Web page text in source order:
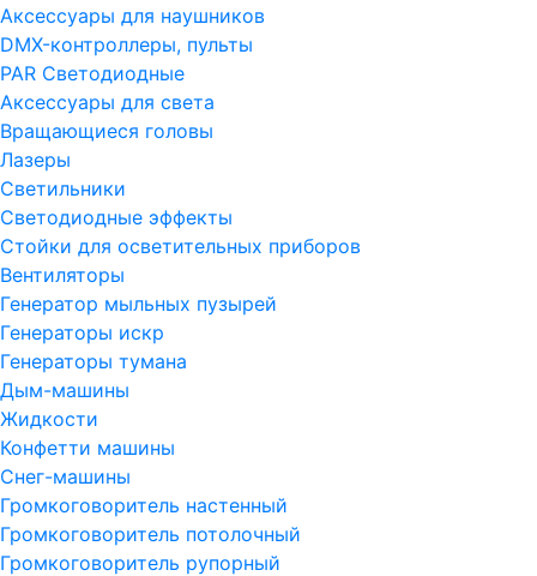
Аксессуары для наушников
DMX-контроллеры, пульты
PAR Светодиодные
Аксессуары для света
Вращающиеся головы
Лазеры
Светильники
Светодиодные эффекты
Стойки для осветительных приборов
Вентиляторы
Генератор мыльных пузырей
Генераторы искр
Генераторы тумана
Дым-машины
Жидкости
Конфетти машины
Снег-машины
Громкоговоритель настенный
Громкоговоритель потолочный
Громкоговоритель рупорный